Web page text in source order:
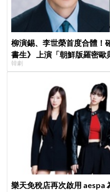
柳演錫、李世榮首度合體！
書生》 上演「朝鮮版羅密歐
韓劇
樂天免稅店再次啟用 aespa